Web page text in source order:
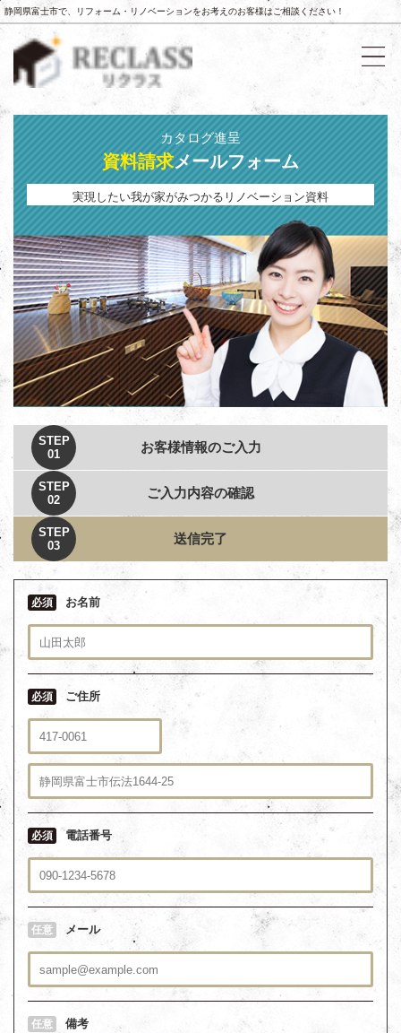
静岡県富士市で、リフォーム・リノベーションをお考えのお客様はご相談ください！
カタログ進呈
資料請求メールフォーム
実現したい我が家がみつかるリノベーション資料
STEP
01
お客様情報のご入力
STEP
02
ご入力内容の確認
STEP
03
送信完了
必須 お名前
必須 ご住所
必須 電話番号
任意 メール
任意 備考